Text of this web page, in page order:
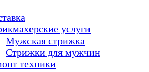
услуги
Мужская стрижка
Стрижки для мужчин
техники